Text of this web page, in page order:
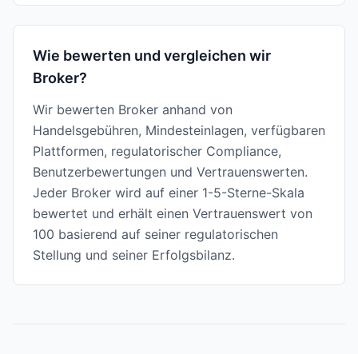
Wie bewerten und vergleichen wir
Broker?
Wir bewerten Broker anhand von
Handelsgebühren, Mindesteinlagen, verfügbaren
Plattformen, regulatorischer Compliance,
Benutzerbewertungen und Vertrauenswerten.
Jeder Broker wird auf einer 1-5-Sterne-Skala
bewertet und erhält einen Vertrauenswert von
100 basierend auf seiner regulatorischen
Stellung und seiner Erfolgsbilanz.